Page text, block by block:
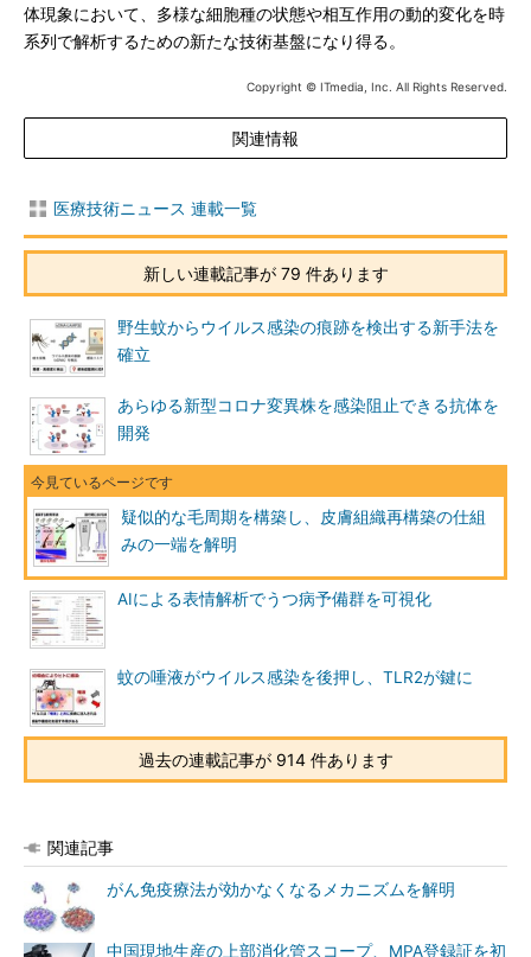
体現象において、多様な細胞種の状態や相互作用の動的変化を時
系列で解析するための新たな技術基盤になり得る。
Copyright © ITmedia, Inc. All Rights Reserved.
関連情報
医療技術ニュース 連載一覧
新しい連載記事が 79 件あります
野生蚊からウイルス感染の痕跡を検出する新手法を
確立
あらゆる新型コロナ変異株を感染阻止できる抗体を
開発
疑似的な毛周期を構築し、皮膚組織再構築の仕組
みの一端を解明
AIによる表情解析でうつ病予備群を可視化
蚊の唾液がウイルス感染を後押し、TLR2が鍵に
過去の連載記事が 914 件あります
関連記事
がん免疫療法が効かなくなるメカニズムを解明
中国現地生産の上部消化管スコープ、MPA登録証を初